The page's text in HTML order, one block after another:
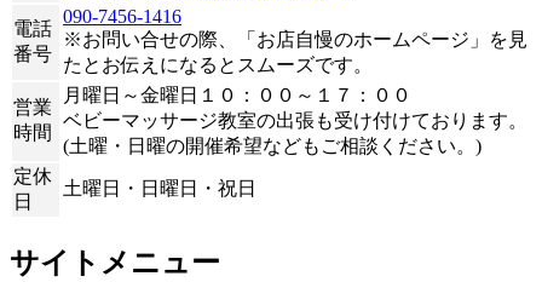
電話
番号
090-7456-1416
※お問い合せの際、「お店自慢のホームページ」を見
たとお伝えになるとスムーズです。
営業
時間
月曜日～金曜日１０：００～１７：００
ベビーマッサージ教室の出張も受け付けております。
(土曜・日曜の開催希望などもご相談ください。)
定休
日
土曜日・日曜日・祝日
サイトメニュー